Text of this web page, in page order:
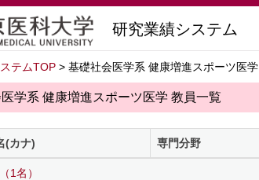
研究業績システム
テムTOP > 基礎社会医学系 健康増進スポーツ医学
学系 健康増進スポーツ医学 教員一覧
(カナ) 専門分野
1名）